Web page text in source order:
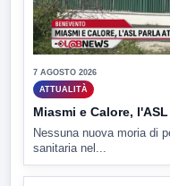
7 AGOSTO 2026
ATTUALITÀ
Miasmi e Calore,
Nessuna nuova moria di
sanitaria nel...